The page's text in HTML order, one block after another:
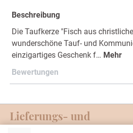
Beschreibung
Die Taufkerze "Fisch aus
wunderschöne Tauf- und
einzigartiges Geschenk f… Mehr
Bewertungen
Lieferungs- und